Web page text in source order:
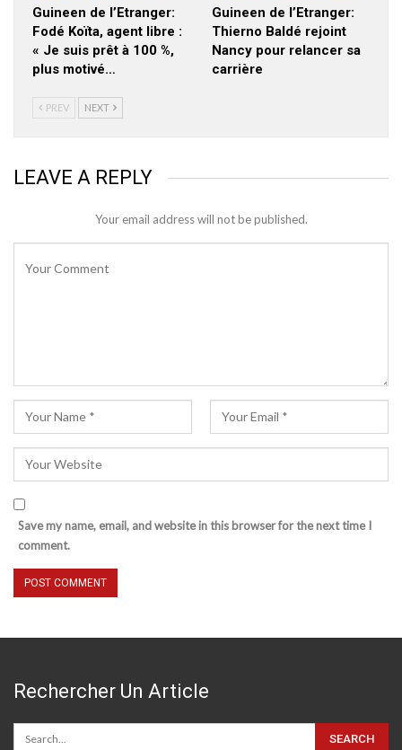
Guineen de l’Etranger:
Fodé Koïta, agent libre :
« Je suis prêt à 100 %,
plus motivé…
Guineen de l’Etranger:
Thierno Baldé rejoint
Nancy pour relancer sa
carrière
PREV NEXT
LEAVE A REPLY
Your email address will not be published.
Save my name, email, and website in this browser for the next time I
comment.
Rechercher Un Article